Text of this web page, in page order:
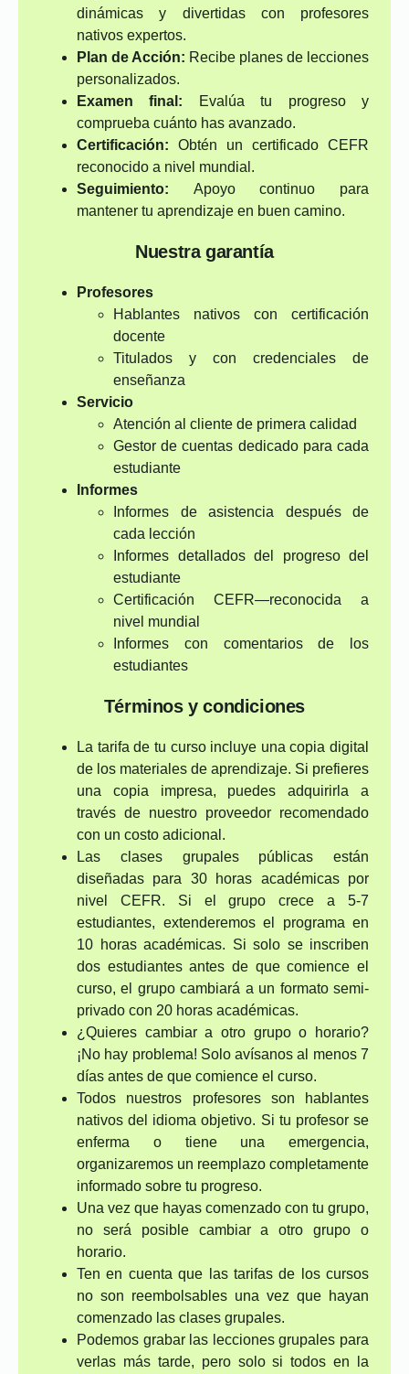
dinámicas y divertidas con profesores
nativos expertos.
Plan de Acción: Recibe planes de lecciones
personalizados.
Examen final: Evalúa tu progreso y
comprueba cuánto has avanzado.
Certificación: Obtén un certificado CEFR
reconocido a nivel mundial.
Seguimiento: Apoyo continuo para
mantener tu aprendizaje en buen camino.
Nuestra garantía
Profesores
Hablantes nativos con certificación
docente
Titulados y con credenciales de
enseñanza
Servicio
Atención al cliente de primera calidad
Gestor de cuentas dedicado para cada
estudiante
Informes
Informes de asistencia después de
cada lección
Informes detallados del progreso del
estudiante
Certificación CEFR—reconocida a
nivel mundial
Informes con comentarios de los
estudiantes
Términos y condiciones
La tarifa de tu curso incluye una copia digital
de los materiales de aprendizaje. Si prefieres
una copia impresa, puedes adquirirla a
través de nuestro proveedor recomendado
con un costo adicional.
Las clases grupales públicas están
diseñadas para 30 horas académicas por
nivel CEFR. Si el grupo crece a 5-7
estudiantes, extenderemos el programa en
10 horas académicas. Si solo se inscriben
dos estudiantes antes de que comience el
curso, el grupo cambiará a un formato semi-
privado con 20 horas académicas.
¿Quieres cambiar a otro grupo o horario?
¡No hay problema! Solo avísanos al menos 7
días antes de que comience el curso.
Todos nuestros profesores son hablantes
nativos del idioma objetivo. Si tu profesor se
enferma o tiene una emergencia,
organizaremos un reemplazo completamente
informado sobre tu progreso.
Una vez que hayas comenzado con tu grupo,
no será posible cambiar a otro grupo o
horario.
Ten en cuenta que las tarifas de los cursos
no son reembolsables una vez que hayan
comenzado las clases grupales.
Podemos grabar las lecciones grupales para
verlas más tarde, pero solo si todos en la